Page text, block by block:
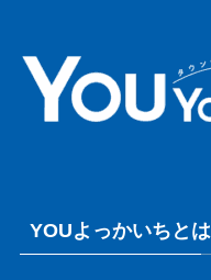
YOUよっかいちとは